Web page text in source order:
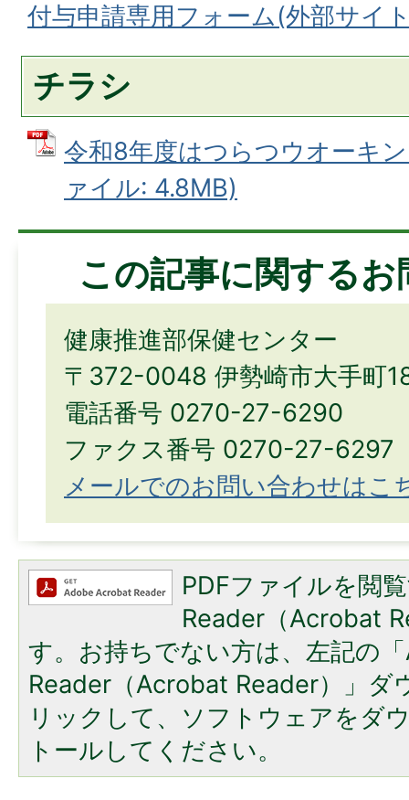
付与申請専用フォーム(外部サイ
チラシ
令和8年度はつらつウオーキ
ァイル: 4.8MB)
この記事に関する
健康推進部保健センター
〒372-0048 伊勢崎市大手町
電話番号 0270-27-6290
ファクス番号 0270-27-6297
メールでのお問い合わせはこ
PDFファイルを閲
Reader（Acrobat
す。お持ちでない方は、左記の
Reader（Acrobat Reader）」ダ
リックして、ソフトウェアをダ
トールしてください。